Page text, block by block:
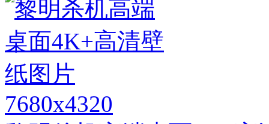
7680x4320